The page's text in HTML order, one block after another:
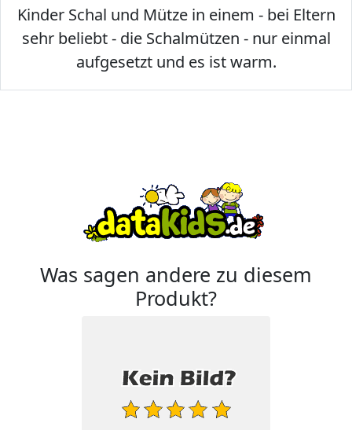
Kinder Schal und Mütze in einem - bei Eltern
sehr beliebt - die Schalmützen - nur einmal
aufgesetzt und es ist warm.
Was sagen andere zu diesem
Produkt?